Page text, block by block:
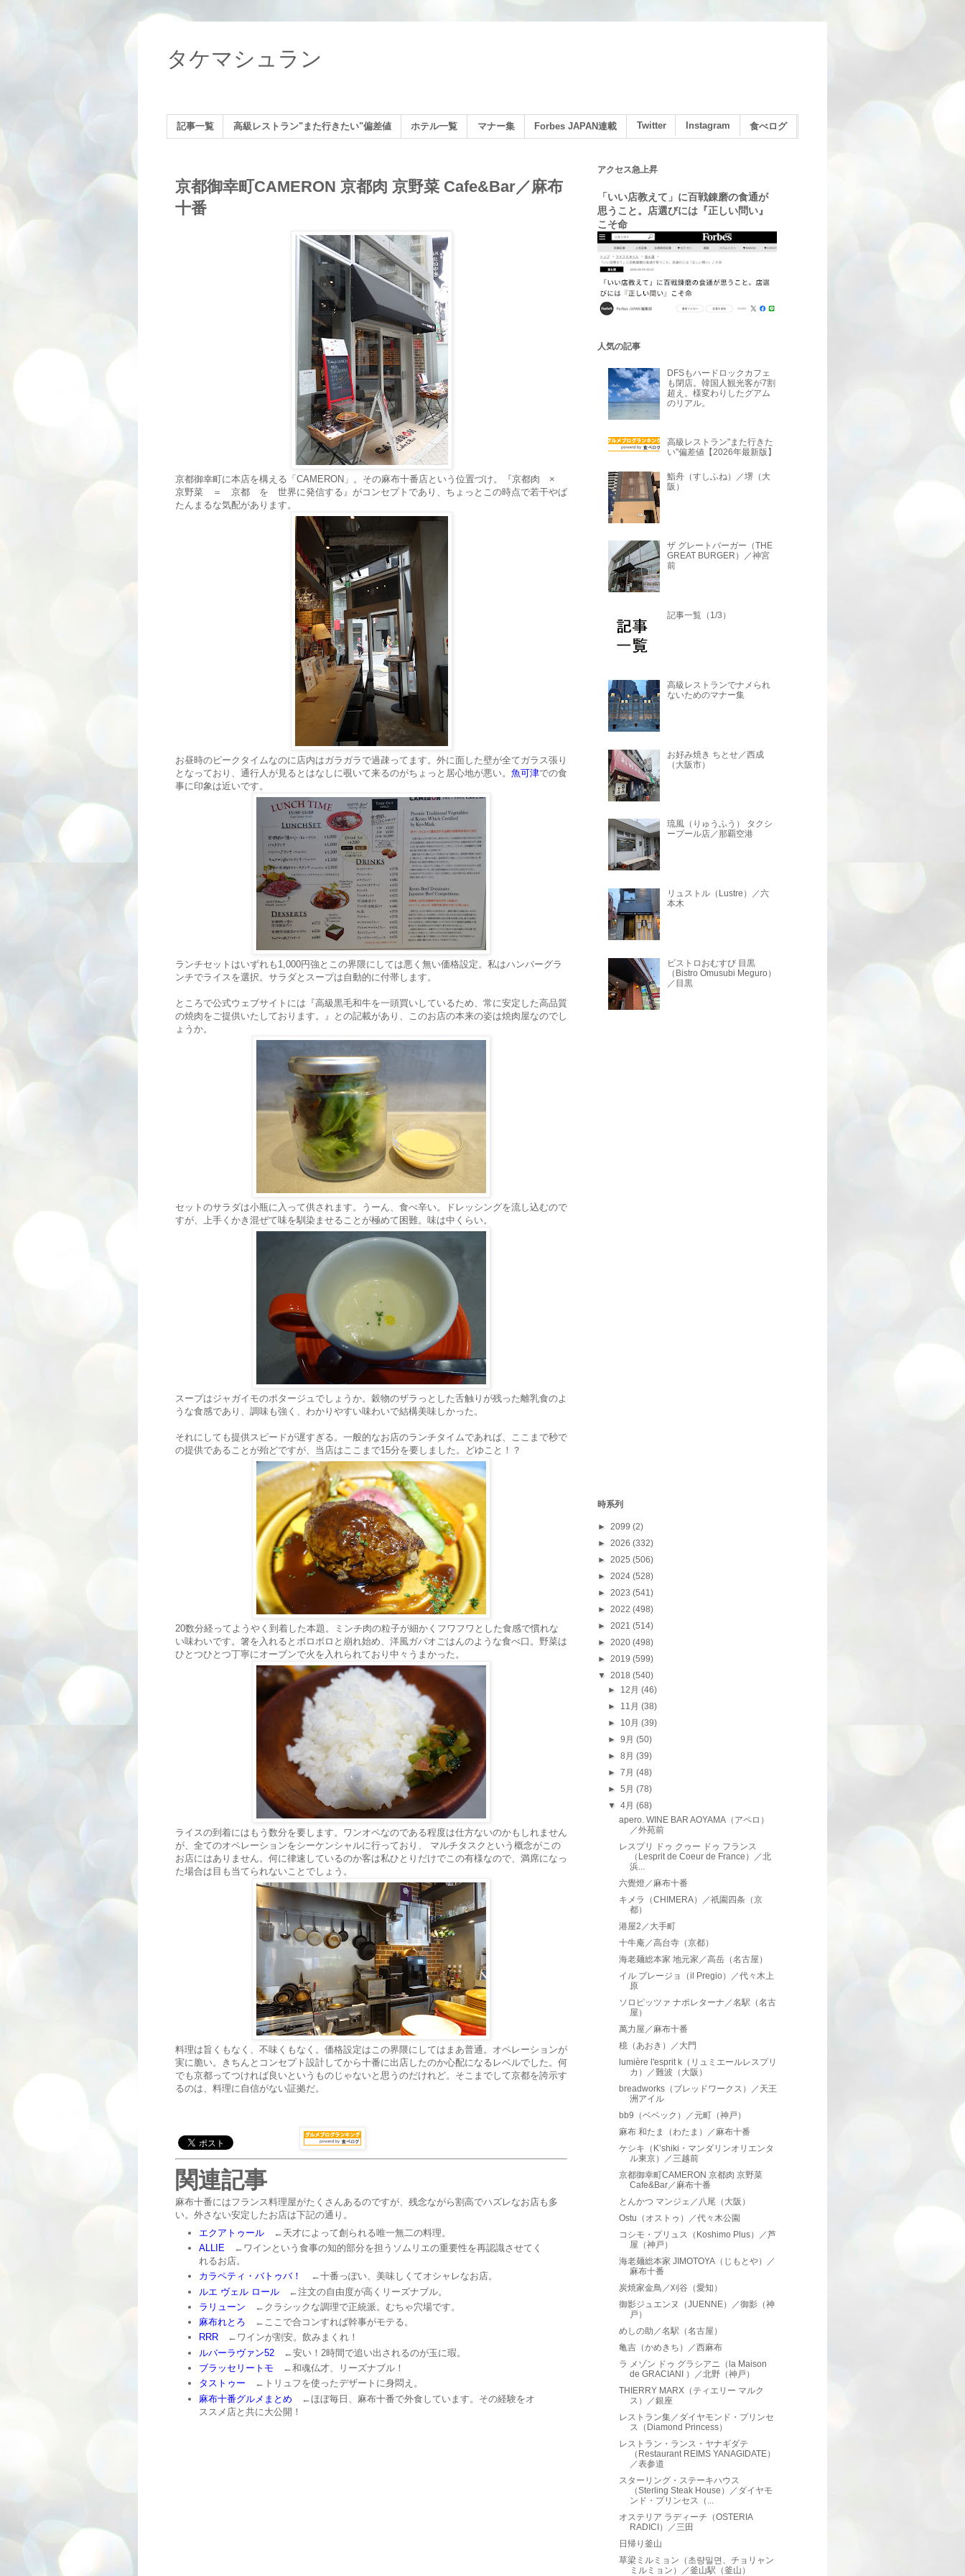
タケマシュラン
記事一覧 高級レストラン"また行きたい"偏差値 ホテル一覧 マナー集 Forbes JAPAN連載 Twitter Instagram 食べログ
京都御幸町CAMERON 京都肉 京野菜 Cafe&Bar／麻布
十番
京都御幸町に本店を構える「CAMERON」。その麻布十番店という位置づけ。『京都肉 ×
京野菜 ＝ 京都 を 世界に発信する』がコンセプトであり、ちょっとこの時点で若干やば
たんまるな気配があります。
お昼時のピークタイムなのに店内はガラガラで過疎ってます。外に面した壁が全てガラス張り
となっており、通行人が見るとはなしに覗いて来るのがちょっと居心地が悪い。 魚可津での食
事に印象は近いです。
ランチセットはいずれも1,000円強とこの界隈にしては悪く無い価格設定。私はハンバーグラ
ンチでライスを選択。サラダとスープは自動的に付帯します。
ところで公式ウェブサイトには『高級黒毛和牛を一頭買いしているため、常に安定した高品質
の焼肉をご提供いたしております。』との記載があり、このお店の本来の姿は焼肉屋なのでし
ょうか。
セットのサラダは小瓶に入って供されます。うーん、食べ辛い。ドレッシングを流し込むので
すが、上手くかき混ぜて味を馴染ませることが極めて困難。味は中くらい。
スープはジャガイモのポタージュでしょうか。穀物のザラっとした舌触りが残った離乳食のよ
うな食感であり、調味も強く、わかりやすい味わいで結構美味しかった。
それにしても提供スピードが遅すぎる。一般的なお店のランチタイムであれば、ここまで秒で
の提供であることが殆どですが、当店はここまで15分を要しました。どゆこと！？
20数分経ってようやく到着した本題。ミンチ肉の粒子が細かくフワフワとした食感で慣れな
い味わいです。箸を入れるとボロボロと崩れ始め、洋風ガパオごはんのような食べ口。野菜は
ひとつひとつ丁寧にオーブンで火を入れられており中々うまかった。
ライスの到着にはもう数分を要します。ワンオペなのである程度は仕方ないのかもしれません
が、全てのオペレーションをシーケンシャルに行っており、 マルチタスクという概念がこの
お店にはありません。何に律速しているのか客は私ひとりだけでこの有様なので、満席になっ
た場合は目も当てられないことでしょう。
料理は旨くもなく、不味くもなく。価格設定はこの界隈にしてはまあ普通。オペレーションが
実に脆い。きちんとコンセプト設計してから十番に出店したのか心配になるレベルでした。何
でも京都ってつければ良いというものじゃないと思うのだけれど。そこまでして京都を誇示す
るのは、料理に自信がない証拠だ。
関連記事
麻布十番にはフランス料理屋がたくさんあるのですが、残念ながら割高でハズレなお店も多
い。外さない安定したお店は下記の通り。
エクアトゥール ←天才によって創られる唯一無二の料理。
ALLIE ←ワインという食事の知的部分を担うソムリエの重要性を再認識させてく
れるお店。
カラペティ・バトゥバ！
←十番っぽい、美味しくてオシャレなお店。
ルエ ヴェル ロール ←注文の自由度が高くリーズナブル。
ラリューン ←クラシックな調理で正統派。むちゃ穴場です。
麻布れとろ ←ここで合コンすれば幹事がモテる。
RRR ←ワインが割安。飲みまくれ！
ルバーラヴァン52 ←安い！2時間で追い出されるのが玉に瑕。
ブラッセリートモ ←和魂仏才、リーズナブル！
タストゥー ←トリュフを使ったデザートに身悶え。
麻布十番グルメまとめ ←ほぼ毎日、麻布十番で外食しています。その経験をオ
ススメ店と共に大公開！
アクセス急上昇
「いい店教えて」に百戦錬磨の食通が
思うこと。店選びには『正しい問い』
こそ命
人気の記事
DFSもハードロックカフェ
も閉店。韓国人観光客が7割
超え。様変わりしたグアム
のリアル。
高級レストラン"また行きた
い"偏差値【2026年最新版】
鮨舟（すしふね）／堺（大
阪）
ザ グレートバーガー（THE
GREAT BURGER）／神宮
前
記事一覧（1/3）
高級レストランでナメられ
ないためのマナー集
お好み焼き ちとせ／西成
（大阪市）
琉風（りゅうふう） タクシ
ープール店／那覇空港
リュストル（Lustre）／六
本木
ビストロおむすび 目黒
（Bistro Omusubi Meguro）
／目黒
時系列
► 2099 (2)
► 2026 (332)
► 2025 (506)
► 2024 (528)
► 2023 (541)
► 2022 (498)
► 2021 (514)
► 2020 (498)
► 2019 (599)
▼ 2018 (540)
► 12月(46)
► 11月(38)
► 10月(39)
►9月(50)
►8月(39)
►7月(48)
►5月(78)
▼4月(68)
apero. WINE BAR AOYAMA（アペロ）
／外苑前
レスプリ ドゥ クゥー ドゥ フランス
（Lesprit de Coeur de France）／北
浜...
六覺燈／麻布十番
キメラ（CHIMERA）／祇園四条（京
都）
港屋2／大手町
十牛庵／高台寺（京都）
海老麺総本家 地元家／高岳（名古屋）
イル プレージョ（il Pregio）／代々木上
原
ソロピッツァ ナポレターナ／名駅（名古
屋）
萬力屋／麻布十番
檍（あおき）／大門
lumière l'esprit k（リュミエールレスプリ
カ）／難波（大阪）
breadworks（ブレッドワークス）／天王
洲アイル
bb9（ベベック）／元町（神戸）
麻布 和たま（わたま）／麻布十番
ケシキ（K’shiki・マンダリンオリエンタ
ル東京）／三越前
京都御幸町CAMERON 京都肉 京野菜
Cafe&Bar／麻布十番
とんかつ マンジェ／八尾（大阪）
Ostu（オストゥ）／代々木公園
コシモ・プリュス（Koshimo Plus）／芦
屋（神戸）
海老麺総本家 JIMOTOYA（じもとや）／
麻布十番
炭焼家金鳥／刈谷（愛知）
御影ジュエンヌ（JUENNE）／御影（神
戸）
めしの助／名駅（名古屋）
亀吉（かめきち）／西麻布
ラ メゾン ドゥ グラシアニ（la Maison
de GRACIANI ）／北野（神戸）
THIERRY MARX（ティエリー マルク
ス）／銀座
レストラン集／ダイヤモンド・プリンセ
ス（Diamond Princess）
レストラン・ランス・ヤナギダテ
（Restaurant REIMS YANAGIDATE）
／表参道
スターリング・ステーキハウス
（Sterling Steak House）／ダイヤモ
ンド・プリンセス（...
オステリア ラディーチ（OSTERIA
RADICI）／三田
日帰り釜山
草梁ミルミョン（초량밀면、チョリャン
ミルミョン）／釜山駅（釜山）